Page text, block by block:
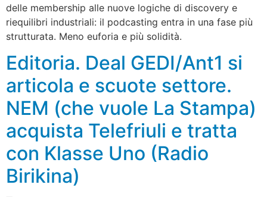
delle membership alle nuove logiche di discovery e
riequilibri industriali: il podcasting entra in una fase più
strutturata. Meno euforia e più solidità.
Editoria. Deal GEDI/Ant1 si
articola e scuote settore.
NEM (che vuole La Stampa)
acquista Telefriuli e tratta
con Klasse Uno (Radio
Birikina)